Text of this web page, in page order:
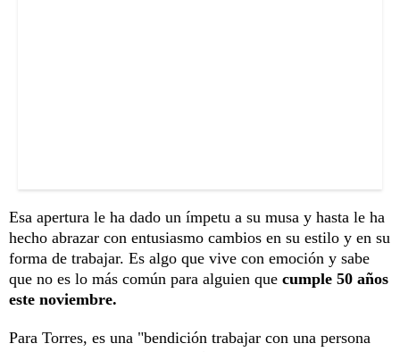
Esa apertura le ha dado un ímpetu a su musa y hasta le ha
hecho abrazar con entusiasmo cambios en su estilo y en su
forma de trabajar. Es algo que vive con emoción y sabe
que no es lo más común para alguien que cumple 50 años
este noviembre.
Para Torres, es una "bendición trabajar con una persona